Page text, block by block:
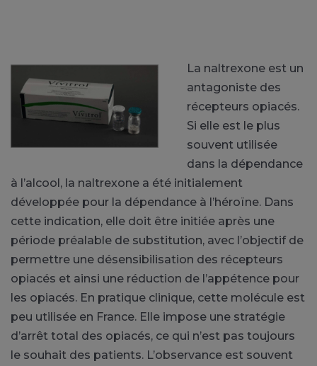
La naltrexone est un
antagoniste des
récepteurs opiacés.
Si elle est le plus
souvent utilisée
dans la dépendance
à l’alcool, la naltrexone a été initialement
développée pour la dépendance à l’héroïne. Dans
cette indication, elle doit être initiée après une
période préalable de substitution, avec l’objectif de
permettre une désensibilisation des récepteurs
opiacés et ainsi une réduction de l’appétence pour
les opiacés. En pratique clinique, cette molécule est
peu utilisée en France. Elle impose une stratégie
d’arrêt total des opiacés, ce qui n’est pas toujours
le souhait des patients. L’observance est souvent